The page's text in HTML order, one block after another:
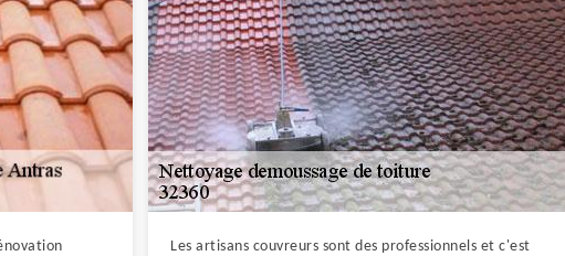
Les artisans couvreurs sont des professionnels et c'est